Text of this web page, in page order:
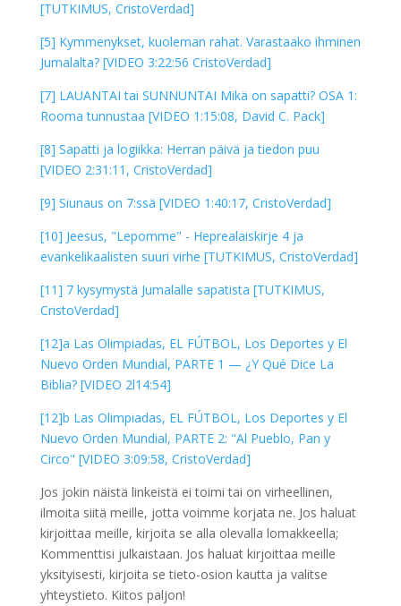
[TUTKIMUS, CristoVerdad]
[5] Kymmenykset, kuoleman rahat. Varastaako ihminen
Jumalalta? [VIDEO 3:22:56 CristoVerdad]
[7] LAUANTAI tai SUNNUNTAI Mikä on sapatti? OSA 1:
Rooma tunnustaa [VIDEO 1:15:08, David C. Pack]
[8] Sapatti ja logiikka: Herran päivä ja tiedon puu
[VIDEO 2:31:11, CristoVerdad]
[9] Siunaus on 7:ssä [VIDEO 1:40:17, CristoVerdad]
[10] Jeesus, "Lepomme" - Heprealaiskirje 4 ja
evankelikaalisten suuri virhe [TUTKIMUS, CristoVerdad]
[11] 7 kysymystä Jumalalle sapatista [TUTKIMUS,
CristoVerdad]
[12]a Las Olimpiadas, EL FÚTBOL, Los Deportes y El
Nuevo Orden Mundial, PARTE 1 — ¿Y Qué Dice La
Biblia? [VIDEO 2l14:54]
[12]b Las Olimpiadas, EL FÚTBOL, Los Deportes y El
Nuevo Orden Mundial, PARTE 2: "Al Pueblo, Pan y
Circo" [VIDEO 3:09:58, CristoVerdad]
Jos jokin näistä linkeistä ei toimi tai on virheellinen,
ilmoita siitä meille, jotta voimme korjata ne. Jos haluat
kirjoittaa meille, kirjoita se alla olevalla lomakkeella;
Kommenttisi julkaistaan. Jos haluat kirjoittaa meille
yksityisesti, kirjoita se tieto-osion kautta ja valitse
yhteystieto. Kiitos paljon!